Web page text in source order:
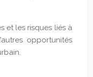
et les risques liés à
opportunités